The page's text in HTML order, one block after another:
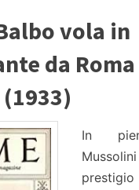
vola in
da Roma
In